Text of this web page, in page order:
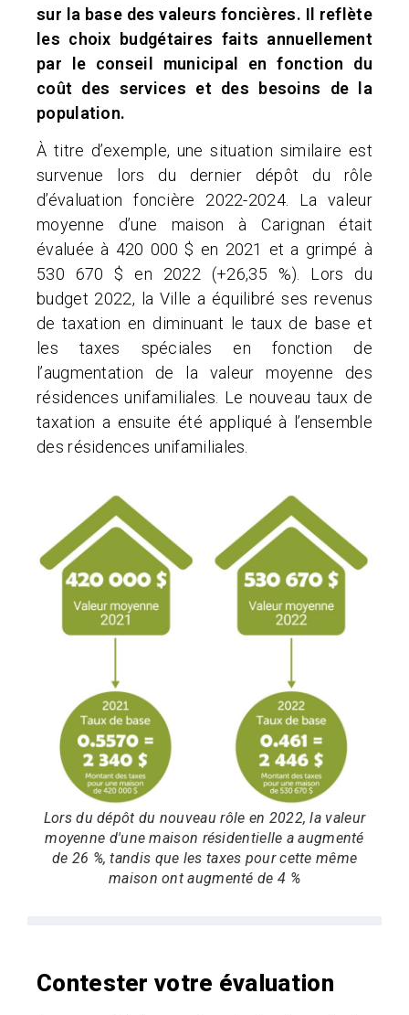
sur la base des valeurs foncières. Il reflète
les choix budgétaires faits annuellement
par le conseil municipal en fonction du
coût des services et des besoins de la
population.
À titre d’exemple, une situation similaire est
survenue lors du dernier dépôt du rôle
d’évaluation foncière 2022-2024. La valeur
moyenne d’une maison à Carignan était
évaluée à 420 000 $ en 2021 et a grimpé à
530 670 $ en 2022 (+26,35 %). Lors du
budget 2022, la Ville a équilibré ses revenus
de taxation en diminuant le taux de base et
les taxes spéciales en fonction de
l’augmentation de la valeur moyenne des
résidences unifamiliales. Le nouveau taux de
taxation a ensuite été appliqué à l’ensemble
des résidences unifamiliales.
Lors du dépôt du nouveau rôle en 2022, la valeur
moyenne d'une maison résidentielle a augmenté
de 26 %, tandis que les taxes pour cette même
maison ont augmenté de 4 %
Contester votre évaluation